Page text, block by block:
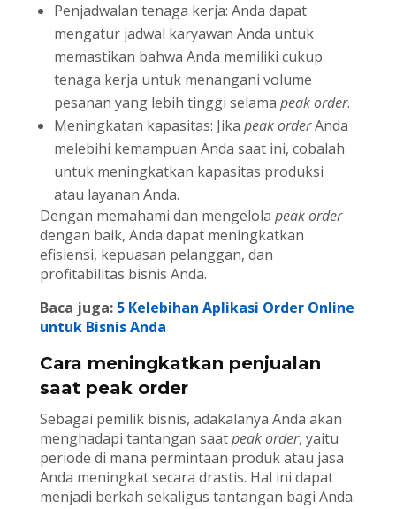
Penjadwalan tenaga kerja: Anda dapat
mengatur jadwal karyawan Anda untuk
memastikan bahwa Anda memiliki cukup
tenaga kerja untuk menangani volume
pesanan yang lebih tinggi selama peak order.
Meningkatan kapasitas: Jika peak orderAnda
melebihi kemampuan Anda saat ini, cobalah
untuk meningkatkan kapasitas produksi
atau layanan Anda.
Dengan memahami dan mengelola peak order
dengan baik, Anda dapat meningkatkan
efisiensi, kepuasan pelanggan, dan
profitabilitas bisnis Anda.
Baca juga: 5 Kelebihan Aplikasi Order Online
untuk Bisnis Anda
Cara meningkatkan penjualan
saat peak order
Sebagai pemilik bisnis, adakalanya Anda akan
menghadapi tantangan saatpeak order, yaitu
periode di mana permintaan produk atau jasa
Anda meningkat secara drastis. Hal ini dapat
menjadi berkah sekaligus tantangan bagi Anda.